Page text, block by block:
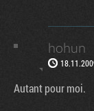
hohun
Autant pour moi.